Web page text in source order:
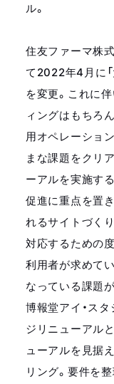
ル。
住友ファーマ株
て2022年4月に
を変更。これに
ィングはもちろ
用オペレーショ
まな課題をクリ
ーアルを実施す
促進に重点を置
れるサイトづく
対応するための
利用者が求めて
なっている課題
博報堂アイ・ス
ジリニューアル
ューアルを見据
リング。要件を